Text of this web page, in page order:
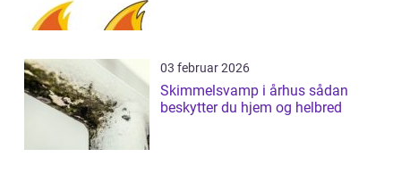
03 februar 2026
Skimmelsvamp i århus sådan
beskytter du hjem og helbred